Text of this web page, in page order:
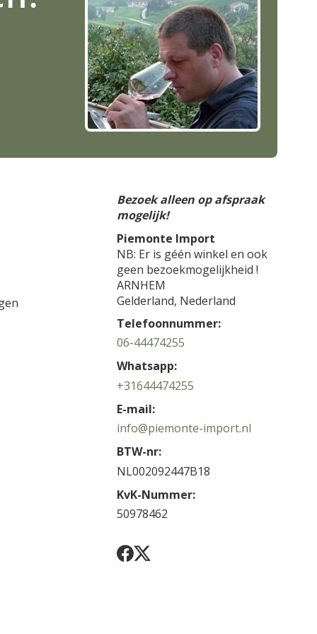
Bezoek alleen op afspraak
mogelijk!
Piemonte Import
NB: Er is géén winkel en ook
geen bezoekmogelijkheid !
ARNHEM
Gelderland, Nederland
Telefoonnummer:
06-44474255
Whatsapp:
+31644474255
E-mail:
info@piemonte-import.nl
BTW-nr:
NL002092447B18
KvK-Nummer:
50978462